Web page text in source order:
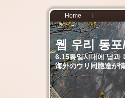
Home
웹 우리 동
6.15통일시대에 남과
海外のウリ同胞達が